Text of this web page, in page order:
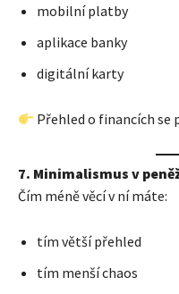
mobilní platby
aplikace banky
digitální karty
Přehled o financích se
7. Minimalismus v
Čím méně věcí v ní máte:
tím větší přehled
tím menší chaos